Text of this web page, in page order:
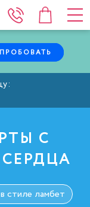
С
стиле ламбет